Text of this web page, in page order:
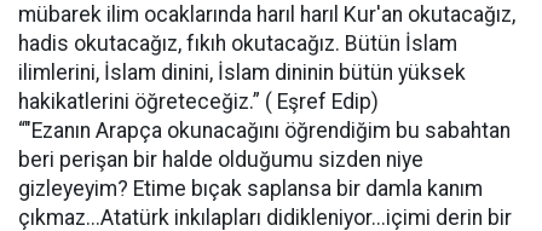
mübarek ilim ocaklarında harıl harıl Kur'an okutacağız,
hadis okutacağız, fıkıh okutacağız. Bütün İslam
ilimlerini, İslam dinini, İslam dininin bütün yüksek
hakikatlerini öğreteceğiz.” ( Eşref Edip)
“"Ezanın Arapça okunacağını öğrendiğim bu sabahtan
beri perişan bir halde olduğumu sizden niye
gizleyeyim? Etime bıçak saplansa bir damla kanım
çıkmaz...Atatürk inkılapları didikleniyor...içimi derin bir